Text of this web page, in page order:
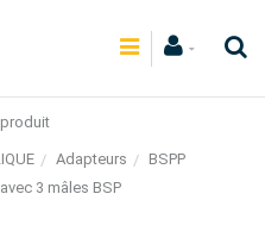
Adapteurs
BSPP
3 mâles BSP